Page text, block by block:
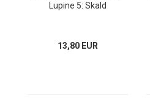
Lupine 5: Skald
13,80 EUR